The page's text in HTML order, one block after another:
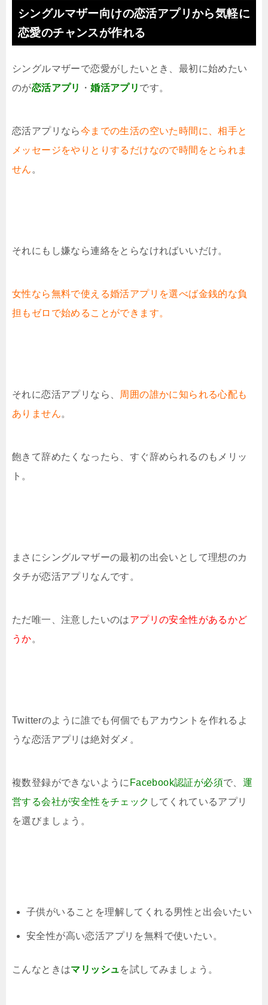
シングルマザー向けの恋活アプリから気軽に
恋愛のチャンスが作れる
シングルマザーで恋愛がしたいとき、最初に始めたい
のが恋活アプリ ・婚活アプリ です。
恋活アプリなら今までの生活の空いた時間に、相手と
メッセージをやりとりするだけなので時間をとられま
せん 。
それにもし嫌なら連絡をとらなければいいだけ。
女性なら無料で使える婚活アプリを選べば金銭的な負
担もゼロで始めることができます。
それに恋活アプリなら、 周囲の誰かに知られる心配も
ありません。
飽きて辞めたくなったら、すぐ辞められるのもメリッ
ト。
まさにシングルマザーの最初の出会いとして理想のカ
タチが恋活アプリなんです。
ただ唯一、注意したいのはアプリの安全性があるかど
うか。
Twitterのように誰でも何個でもアカウントを作れるよ
うな恋活アプリは絶対ダメ。
複数登録ができないように Facebook認証が必須で、 運
営する会社が安全性をチェック してくれているアプリ
を選びましょう。
子供がいることを理解してくれる男性と出会いたい
安全性が高い恋活アプリを無料で使いたい。
こんなときはマリッシュを試してみましょう。